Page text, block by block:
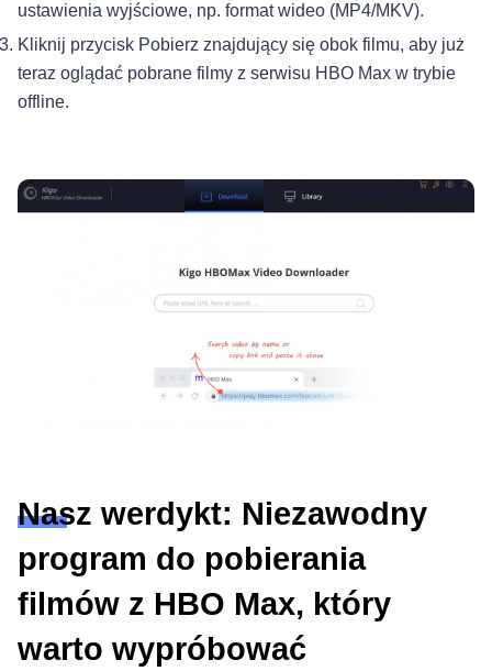
ustawienia wyjściowe, np. format wideo (MP4/MKV).
Kliknij przycisk Pobierz znajdujący się obok filmu, aby już
teraz oglądać pobrane filmy z serwisu HBO Max w trybie
offline.
Nasz werdykt: Niezawodny
program do pobierania
filmów z HBO Max, który
warto wypróbować